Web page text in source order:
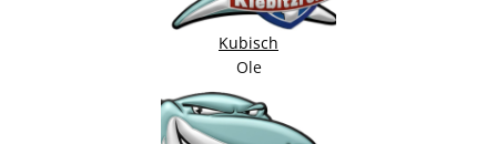
Kubisch
Ole